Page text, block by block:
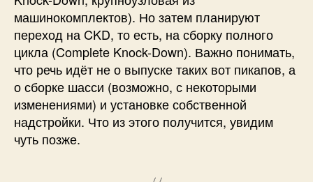
машинокомплектов). Но затем планируют
переход на CKD, то есть, на сборку полного
цикла (Complete Knock-Down). Важно понимать,
что речь идёт не о выпуске таких вот пикапов, а
о сборке шасси (возможно, с некоторыми
изменениями) и установке собственной
надстройки. Что из этого получится, увидим
чуть позже.